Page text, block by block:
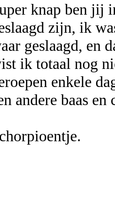
knap ben jij
zijn, ik
geslaagd, en
ik totaal nog
enkele
andere baas